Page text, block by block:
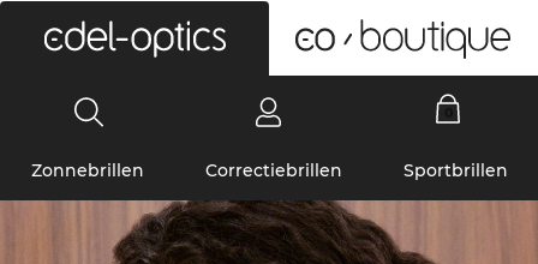
Zonnebrillen Correctiebrillen Sportbrillen